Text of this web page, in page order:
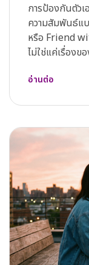
การป้องกันตัวเ
ความสัมพันธ์
หรือ Friend
ไม่ใช่แค่เรื่องข
อ่านต่อ